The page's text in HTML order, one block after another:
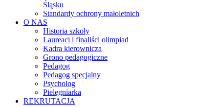
Śląsku
Standardy ochrony małoletnich
O NAS
Historia szkoły
Laureaci i finaliści olimpiad
Kadra kierownicza
Grono pedagogiczne
Pedagog
Pedagog specjalny
Psycholog
Pielęgniarka
REKRUTACJA